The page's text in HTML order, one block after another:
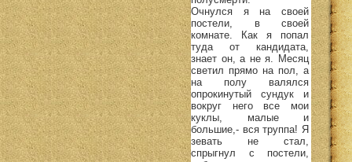
Очнулся я на своей
постели, в своей
комнате. Как я попал
туда от кандидата,
знает он, а не я. Месяц
светил прямо на пол, а
на полу валялся
опрокинутый сундук и
вокруг него все мои
куклы, малые и
большие,- вся труппа! Я
зевать не стал,
спрыгнул с постели,